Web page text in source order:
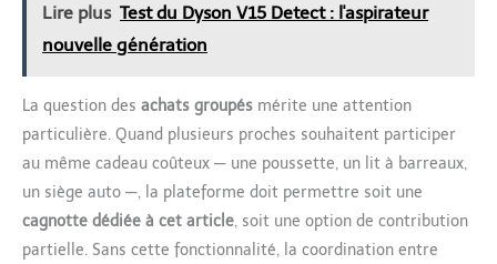
Lire plus Test du Dyson V15 Detect : l'aspirateur
nouvelle génération
La question des achats groupés mérite une attention
particulière. Quand plusieurs proches souhaitent participer
au même cadeau coûteux — une poussette, un lit à barreaux,
un siège auto —, la plateforme doit permettre soit une
cagnotte dédiée à cet article, soit une option de contribution
partielle. Sans cette fonctionnalité, la coordination entre